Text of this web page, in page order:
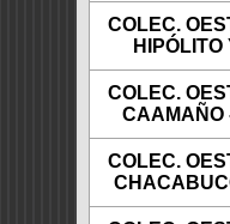
COLEC.
HIPÓLITO
COLEC.
CAAMAÑO
COLEC.